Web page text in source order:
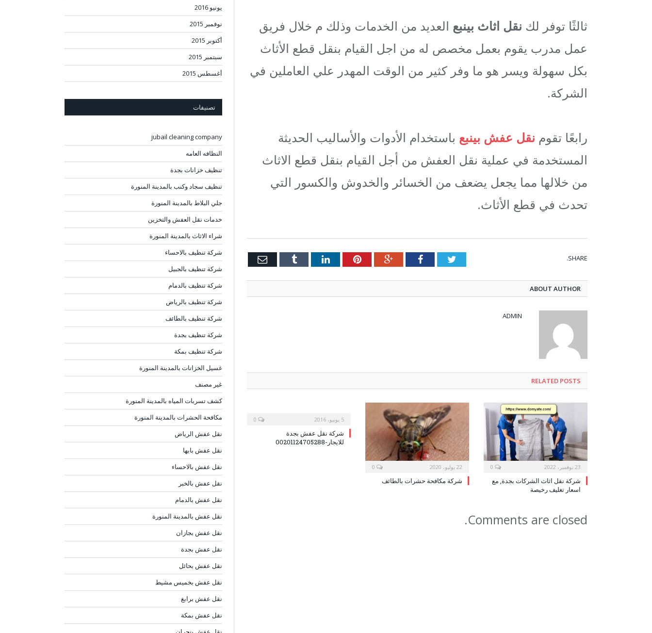
ثالثًا توفر لك نقل اثاث بينبع العديد من الخدمات وذلك م خلال فريق
عمل مدرب يقوم بعمل مخصص له من اجل القيام بنقل قطع الأثاث
بكل سهولة ويسر هو ما وفر كثير من الوقت المهدر علي العاملين في
الشركة.
رابعًا تقوم نقل عفش بينبع باستخدام الأدوات والأساليب الحديثة
المستخدمة في عملية نقل العفش من أجل القيام بنقل قطع الاثاث
من خلالها مما يجعل يضعف من الخسائر والخدوش والكسور التي
تحدث في قطع الأثاث.
SHARE.
Twitter
Facebook
Google+
Pinterest
LinkedIn
Tumblr
Email
ABOUT AUTHOR
ADMIN
RELATED POSTS
23 نوفمبر، 2022
شركة نقل اثاث الشركات بجدة, مع
اسعار تغليف رخيصة
22 يوليو، 2020
شركة مكافحة حشرات بالطائف
5 يونيو، 2016
شركة نقل عفش بجدة
للايجار-00201124705288
Comments are closed.
يونيو 2016
نوفمبر 2015
أكتوبر 2015
سبتمبر 2015
أغسطس 2015
تصنيفات
jubail cleaning company
النظافه العامه
تنظيف خزانات بجدة
تنظيف سجاد وكنب بالمدينة المنورة
جلي البلاط بالمدينة المنورة
خدمات نقل العفش والتخزين
شراء الاثاث بالمدينة المنورة
شركة تنظيف بالاحساء
شركة تنظيف بالجبيل
شركة تنظيف بالدمام
شركة تنظيف بالرياض
شركة تنظيف بالطائف
شركة تنظيف بجدة
شركة تنظيف بمكة
غسيل الخزانات بالمدينة المنورة
غير مصنف
كشف تسربات المياه بالمدينة المنورة
مكافحة الحشرات بالمدينة المنورة
نقل عفش الرياض
نقل عفش بابها
نقل عفش بالاحساء
نقل عفش بالخبر
نقل عفش بالدمام
نقل عفش بالمدينة المنورة
نقل عفش بجازان
نقل عفش بجدة
نقل عفش بحائل
نقل عفش بخميس مشيط
نقل عفش برابغ
نقل عفش بمكة